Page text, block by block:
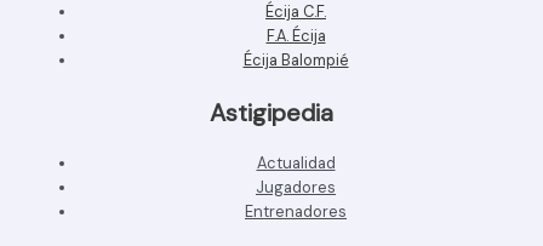
Écija C.F.
F.A. Écija
Écija Balompié
Astigipedia
Actualidad
Jugadores
Entrenadores